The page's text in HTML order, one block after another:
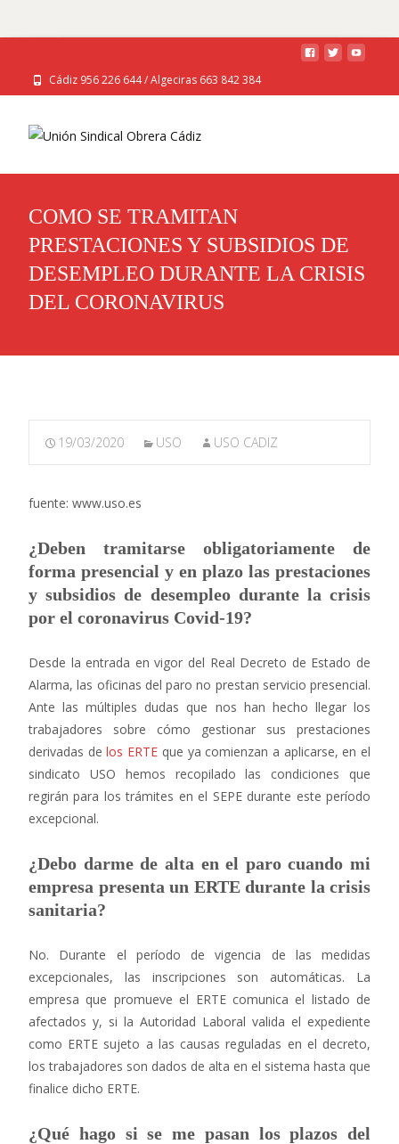
Cádiz 956 226 644 / Algeciras 663 842 384
COMO SE TRAMITAN
PRESTACIONES Y SUBSIDIOS DE
DESEMPLEO DURANTE LA CRISIS
DEL CORONAVIRUS
19/03/2020 USO USO CADIZ
fuente: www.uso.es
¿Deben tramitarse obligatoriamente de
forma presencial y en plazo las prestaciones
y subsidios de desempleo durante la crisis
por el coronavirus Covid-19?
Desde la entrada en vigor del Real Decreto de Estado de
Alarma, las oficinas del paro no prestan servicio presencial.
Ante las múltiples dudas que nos han hecho llegar los
trabajadores sobre cómo gestionar sus prestaciones
derivadas delos ERTE que ya comienzan a aplicarse, en el
sindicato USO hemos recopilado las condiciones que
regirán para los trámites en el SEPE durante este período
excepcional.
¿Debo darme de alta en el paro cuando mi
empresa presenta un ERTE durante la crisis
sanitaria?
No. Durante el período de vigencia de las medidas
excepcionales, las inscripciones son automáticas. La
empresa que promueve el ERTE comunica el listado de
afectados y, si la Autoridad Laboral valida el expediente
como ERTE sujeto a las causas reguladas en el decreto,
los trabajadores son dados de alta en el sistema hasta que
finalice dicho ERTE.
¿Qué hago si se me pasan los plazos del